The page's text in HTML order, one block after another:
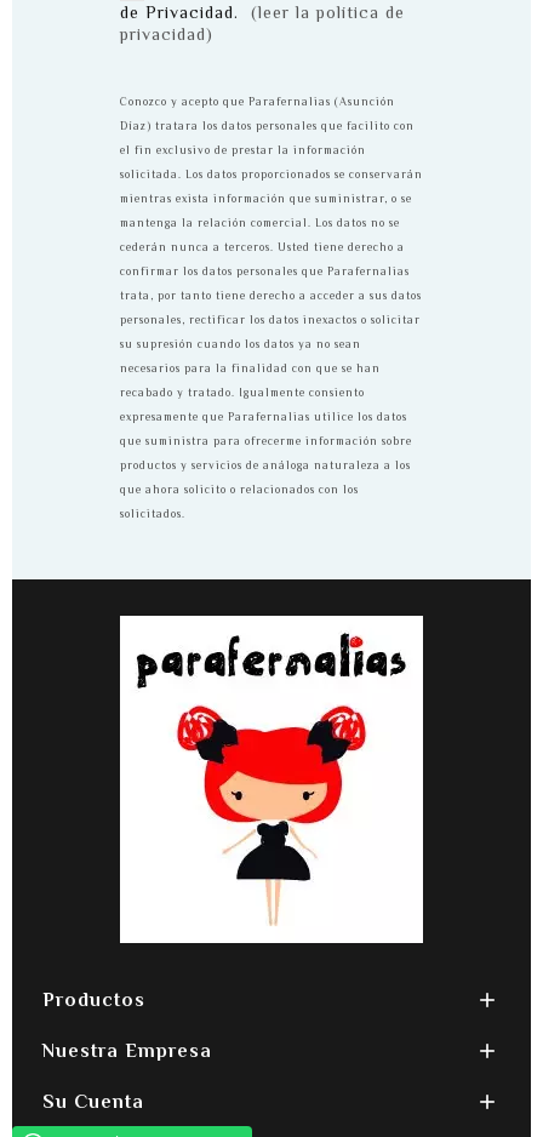
de Privacidad. (leer la política de
privacidad)
Conozco y acepto que Parafernalias (Asunción
Díaz) tratara los datos personales que facilito con
el fin exclusivo de prestar la información
solicitada. Los datos proporcionados se conservarán
mientras exista información que suministrar, o se
mantenga la relación comercial. Los datos no se
cederán nunca a terceros. Usted tiene derecho a
confirmar los datos personales que Parafernalias
trata, por tanto tiene derecho a acceder a sus datos
personales, rectificar los datos inexactos o solicitar
su supresión cuando los datos ya no sean
necesarios para la finalidad con que se han
recabado y tratado. Igualmente consiento
expresamente que Parafernalias utilice los datos
que suministra para ofrecerme información sobre
productos y servicios de análoga naturaleza a los
que ahora solicito o relacionados con los
solicitados.
Productos 
Nuestra Empresa 
Su Cuenta 